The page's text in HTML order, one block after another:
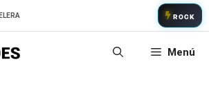
ROCK
Menú